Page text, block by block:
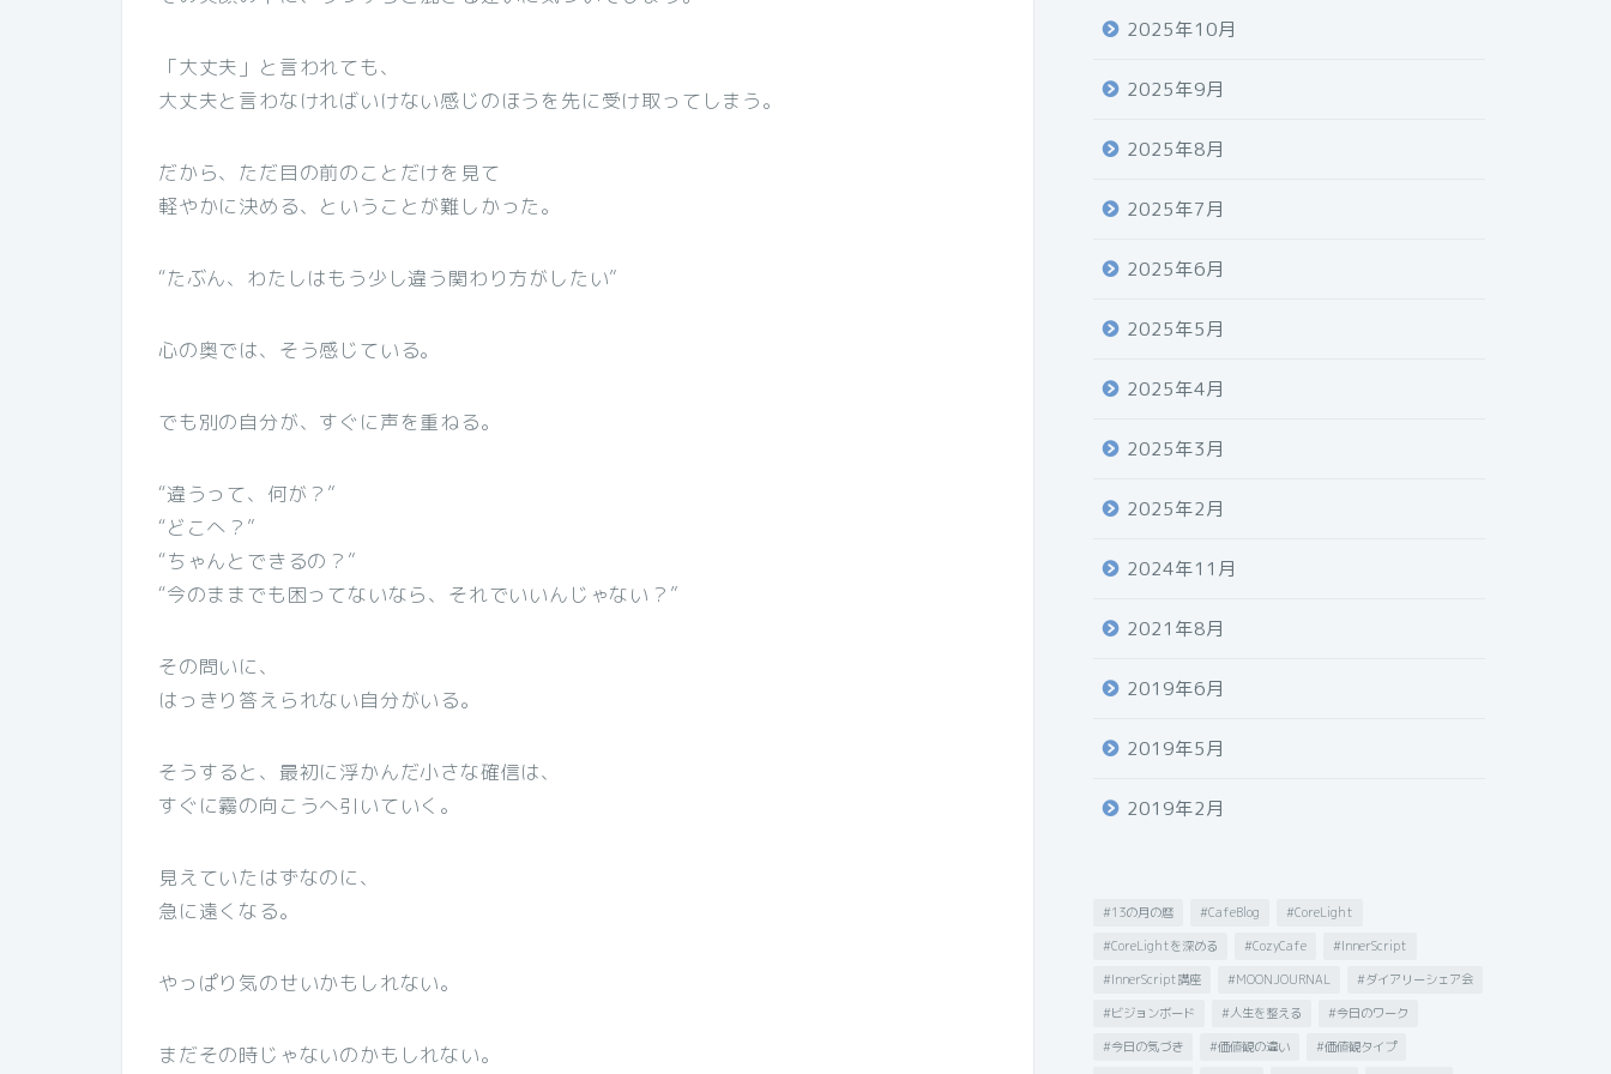
「大丈夫」と言われても、
大丈夫と言わなければいけない感じのほうを先に受け取ってしまう。
だから、ただ目の前のことだけを見て
軽やかに決める、ということが難しかった。
“たぶん、わたしはもう少し違う関わり方がしたい”
心の奥では、そう感じている。
でも別の自分が、すぐに声を重ねる。
“違うって、何が？”
“どこへ？”
“ちゃんとできるの？”
“今のままでも困ってないなら、それでいいんじゃない？”
その問いに、
はっきり答えられない自分がいる。
そうすると、最初に浮かんだ小さな確信は、
すぐに霧の向こうへ引いていく。
見えていたはずなのに、
急に遠くなる。
やっぱり気のせいかもしれない。
まだその時じゃないのかもしれない。
2025年10月
2025年9月
2025年8月
2025年7月
2025年6月
2025年5月
2025年4月
2025年3月
2025年2月
2024年11月
2021年8月
2019年6月
2019年5月
2019年2月
#13の月の暦 #CafeBlog
#CoreLight
#CoreLightを深める
#CozyCafe
#InnerScript
#InnerScript講座
#MOONJOURNAL
#ダイアリーシェア会
#ビジョンボード
#人生を整える
#今日のワーク
#今日の気づき
#価値観の違い
#価値観タイプ